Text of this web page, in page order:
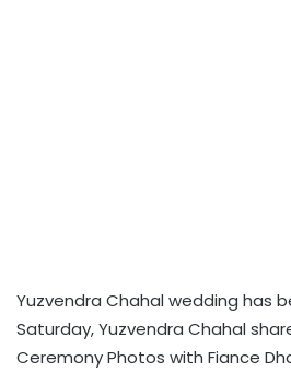
Yuzvendra Chahal wedding has
Saturday, Yuzvendra Chahal
Ceremony Photos with Fiance